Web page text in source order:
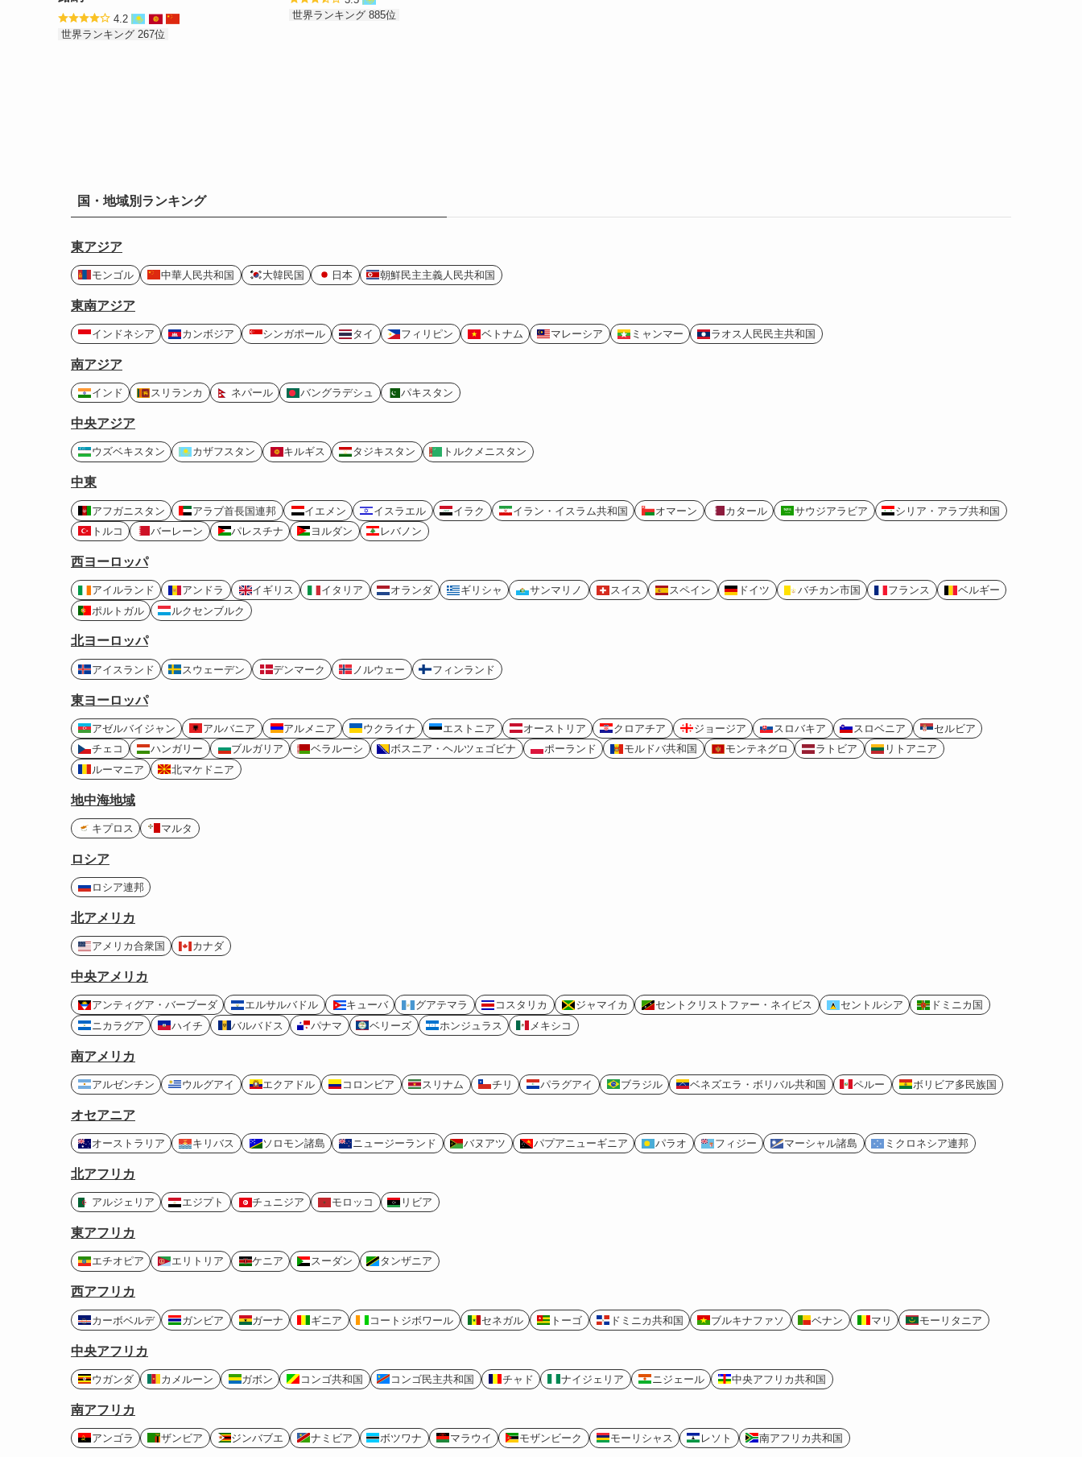
4.2
世界ランキング 267位
世界ランキング 885位
国・地域別ランキング
東アジア
モンゴル 中華人民共和国 大韓民国 日本 朝鮮民主主義人民共和国
東南アジア
インドネシア カンボジア シンガポール タイ フィリピン ベトナム マレーシア ミャンマー ラオス人民民主共和国
南アジア
インド スリランカ ネパール バングラデシュ パキスタン
中央アジア
ウズベキスタン カザフスタン キルギス タジキスタン トルクメニスタン
中東
アフガニスタン アラブ首長国連邦 イエメン イスラエル イラク イラン・イスラム共和国 オマーン カタール サウジアラビア
シリア・アラブ共和国
トルコ
バーレーン パレスチナ ヨルダン レバノン
西ヨーロッパ
アイルランド アンドラ イギリス イタリア オランダ ギリシャ サンマリノ スイス スペイン ドイツ バチカン市国 フランス
ベルギー
ポルトガル
ルクセンブルク
北ヨーロッパ
アイスランド スウェーデン デンマーク ノルウェー フィンランド
東ヨーロッパ
アゼルバイジャン アルバニア アルメニア ウクライナ エストニア オーストリア クロアチア ジョージア スロバキア スロベニア
セルビア
チェコ
ハンガリー ブルガリア ベラルーシ ボスニア・ヘルツェゴビナ ポーランド モルドバ共和国 モンテネグロ ラトビア
リトアニア
ルーマニア
北マケドニア
地中海地域
キプロス マルタ
ロシア
ロシア連邦
北アメリカ
アメリカ合衆国 カナダ
中央アメリカ
アンティグア・バーブーダ エルサルバドル キューバ グアテマラ コスタリカ ジャマイカ セントクリストファー・ネイビス セントルシア
ドミニカ国
ニカラグア
ハイチ バルバドス パナマ ベリーズ ホンジュラス メキシコ
南アメリカ
アルゼンチン ウルグアイ エクアドル コロンビア スリナム チリ パラグアイ ブラジル ベネズエラ・ボリバル共和国 ペルー ボリビア多民族国
オセアニア
オーストラリア キリバス ソロモン諸島 ニュージーランド バヌアツ パプアニューギニア パラオ フィジー マーシャル諸島 ミクロネシア連邦
北アフリカ
アルジェリア エジプト チュニジア モロッコ リビア
東アフリカ
エチオピア エリトリア ケニア スーダン タンザニア
西アフリカ
カーボベルデ ガンビア ガーナ ギニア コートジボワール セネガル トーゴ ドミニカ共和国 ブルキナファソ ベナン マリ モーリタニア
中央アフリカ
ウガンダ カメルーン ガボン コンゴ共和国 コンゴ民主共和国 チャド ナイジェリア ニジェール 中央アフリカ共和国
南アフリカ
アンゴラ ザンビア ジンバブエ ナミビア ボツワナ マラウイ モザンビーク モーリシャス レソト 南アフリカ共和国